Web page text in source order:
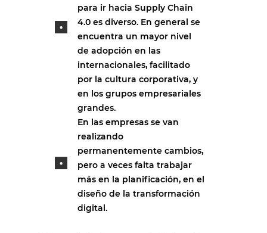
para ir hacia Supply Chain
4.0 es diverso. En general se
encuentra un mayor nivel
de adopción en las
internacionales, facilitado
por la cultura corporativa, y
en los grupos empresariales
grandes.
En las empresas se van
realizando
permanentemente cambios,
pero a veces falta trabajar
más en la planificación, en el
diseño de la transformación
digital.